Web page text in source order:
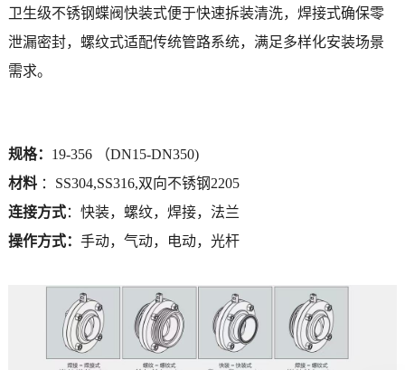
卫生级不锈钢蝶阀快装式便于快速拆装清洗，焊接式确保零
泄漏密封，螺纹式适配传统管路系统，满足多样化安装场景
需求。
规格： 19-356 （DN15-DN350)
材料 ：SS304,SS316,双向不锈钢2205
连接方式：快装，螺纹，焊接，法兰
操作方式： 手动，气动，电动，光杆